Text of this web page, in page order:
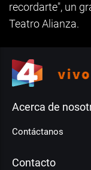
recordarte", un
Teatro Alianza.
Acerca de
Contáctanos
Contacto